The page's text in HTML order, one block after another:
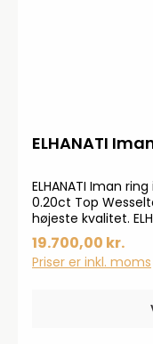
ELHANATI
ELHANATI Iman
0.20ct Top
højeste kvalitet.
for øjet. Alle
19.700,00 kr.
Priser er inkl. moms